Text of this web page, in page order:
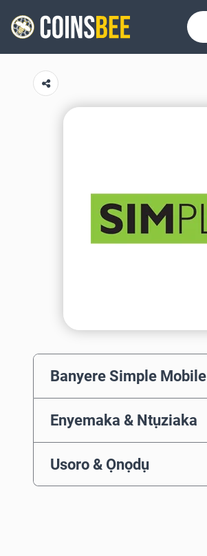
Banyere Simple Mobile
Enyemaka & Ntụziaka
Usoro & Ọnọdụ